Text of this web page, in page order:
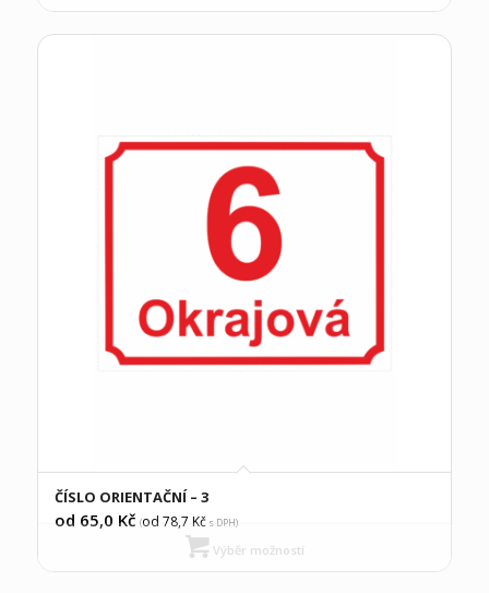
ČÍSLO ORIENTAČNÍ – 3
od 65,0 Kč (od 78,7 Kčs DPH)
Výběr možností